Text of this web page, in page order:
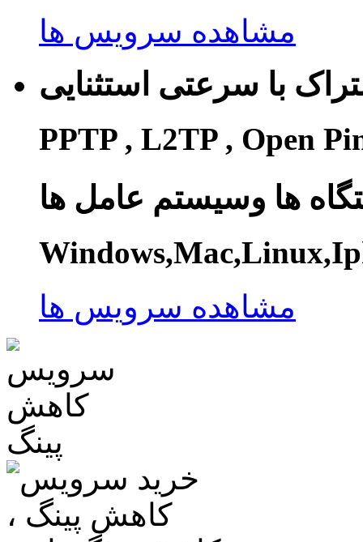
مشاهده سرویس ها
با سرعتی استثنایی
PPTP , L2TP , Open
ها وسیستم عامل ها
مشاهده سرویس ها